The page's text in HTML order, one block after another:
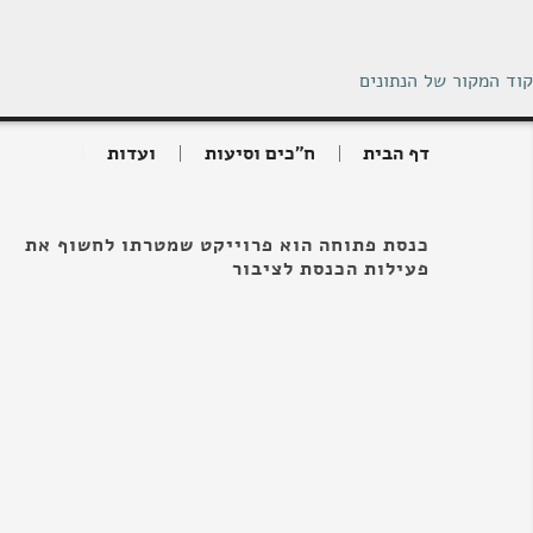
קוד המקור של הנתונים
דף הבית ח"כים וסיעות ועדות
כנסת פתוחה הוא פרוייקט שמטרתו לחשוף את
פעילות הכנסת לציבור